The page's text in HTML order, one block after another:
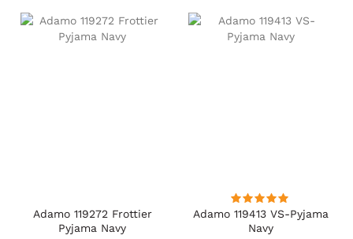
Adamo 119272 Frottier
Pyjama Navy
Adamo 119413 VS-Pyjama
Navy